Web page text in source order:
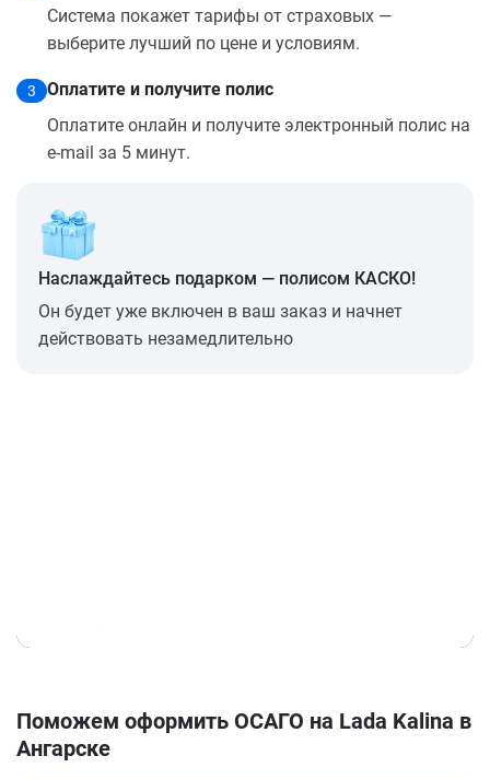
Система покажет тарифы от страховых —
выберите лучший по цене и условиям.
3
Оплатите и получите полис
Оплатите онлайн и получите электронный полис на
e-mail за 5 минут.
Наслаждайтесь подарком — полисом КАСКО!
Он будет уже включен в ваш заказ и начнет
действовать незамедлительно
Поможем оформить ОСАГО на Lada Kalina в
Ангарске